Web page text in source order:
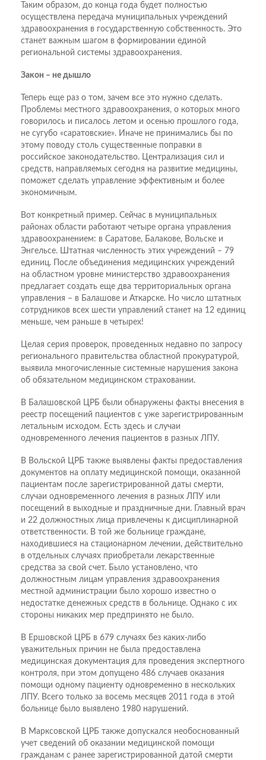
Таким образом, до конца года будет полностью
осуществлена передача муниципальных учреждений
здравоохранения в государственную собственность. Это
станет важным шагом в формировании единой
региональной системы здравоохранения.
Закон – не дышло
Теперь еще раз о том, зачем все это нужно сделать.
Проблемы местного здравоохранения, о которых много
говорилось и писалось летом и осенью прошлого года,
не сугубо «саратовские». Иначе не принимались бы по
этому поводу столь существенные поправки в
российское законодательство. Централизация сил и
средств, направляемых сегодня на развитие медицины,
поможет сделать управление эффективным и более
экономичным.
Вот конкретный пример. Сейчас в муниципальных
районах области работают четыре органа управления
здравоохранением: в Саратове, Балакове, Вольске и
Энгельсе. Штатная численность этих учреждений – 79
единиц. После объединения медицинских учреждений
на областном уровне министерство здравоохранения
предлагает создать еще два территориальных органа
управления – в Балашове и Аткарске. Но число штатных
сотрудников всех шести управлений станет на 12 единиц
меньше, чем раньше в четырех!
Целая серия проверок, проведенных недавно по запросу
регионального правительства областной прокуратурой,
выявила многочисленные системные нарушения закона
об обязательном медицинском страховании.
В Балашовской ЦРБ были обнаружены факты внесения в
реестр посещений пациентов с уже зарегистрированным
летальным исходом. Есть здесь и случаи
одновременного лечения пациентов в разных ЛПУ.
В Вольской ЦРБ также выявлены факты предоставления
документов на оплату медицинской помощи, оказанной
пациентам после зарегистрированной даты смерти,
случаи одновременного лечения в разных ЛПУ или
посещений в выходные и праздничные дни. Главный врач
и 22 должностных лица привлечены к дисциплинарной
ответственности. В той же больнице граждане,
находившиеся на стационарном лечении, действительно
в отдельных случаях приобретали лекарственные
средства за свой счет. Было установлено, что
должностным лицам управления здравоохранения
местной администрации было хорошо известно о
недостатке денежных средств в больнице. Однако с их
стороны никаких мер предпринято не было.
В Ершовской ЦРБ в 679 случаях без каких-либо
уважительных причин не была предоставлена
медицинская документация для проведения экспертного
контроля, при этом допущено 486 случаев оказания
помощи одному пациенту одновременно в нескольких
ЛПУ. Всего только за восемь месяцев 2011 года в этой
больнице было выявлено 1980 нарушений.
В Марксовской ЦРБ также допускался необоснованный
учет сведений об оказании медицинской помощи
гражданам с ранее зарегистрированной датой смерти